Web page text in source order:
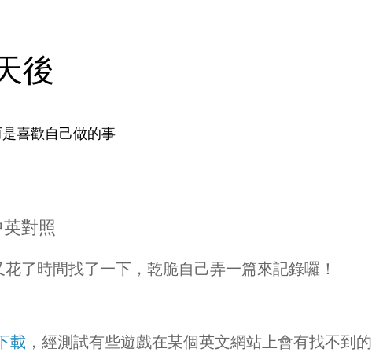
後
喜歡自己做的事
對照
了時間找了一下，乾脆自己弄一篇來記錄囉！
載 ，經測試有些遊戲在某個英文網站上會有找不到